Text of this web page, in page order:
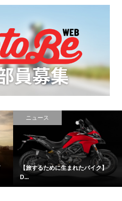
コラム
【難易度中級】スマホからエキゾ...